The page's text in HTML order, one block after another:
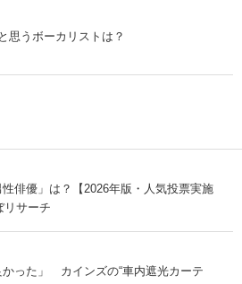
思うボーカリストは？
俳優」は？【2026年版・人気投票実施
リサーチ
かった」 カインズの“車内遮光カーテ